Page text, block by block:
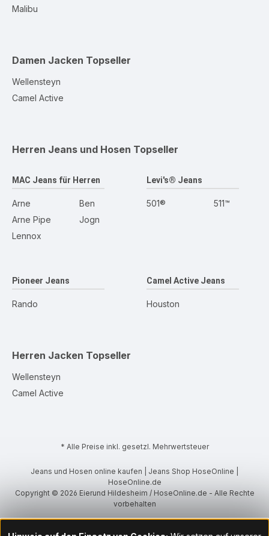
Malibu
Damen Jacken Topseller
Wellensteyn
Camel Active
Herren Jeans und Hosen Topseller
MAC Jeans für Herren
Arne
Arne Pipe
Lennox
Ben
Jogn
Levi's® Jeans
501® 511™
Pioneer Jeans
Rando
Camel Active Jeans
Houston
Herren Jacken Topseller
Wellensteyn
Camel Active
* Alle Preise inkl. gesetzl. Mehrwertsteuer
Jeans und Hosen online kaufen | Jeans Shop HoseOnline |
HoseOnline.de
Copyright © 2026 Eierund Hildesheim / HoseOnline.de - Alle Rechte
vorbehalten